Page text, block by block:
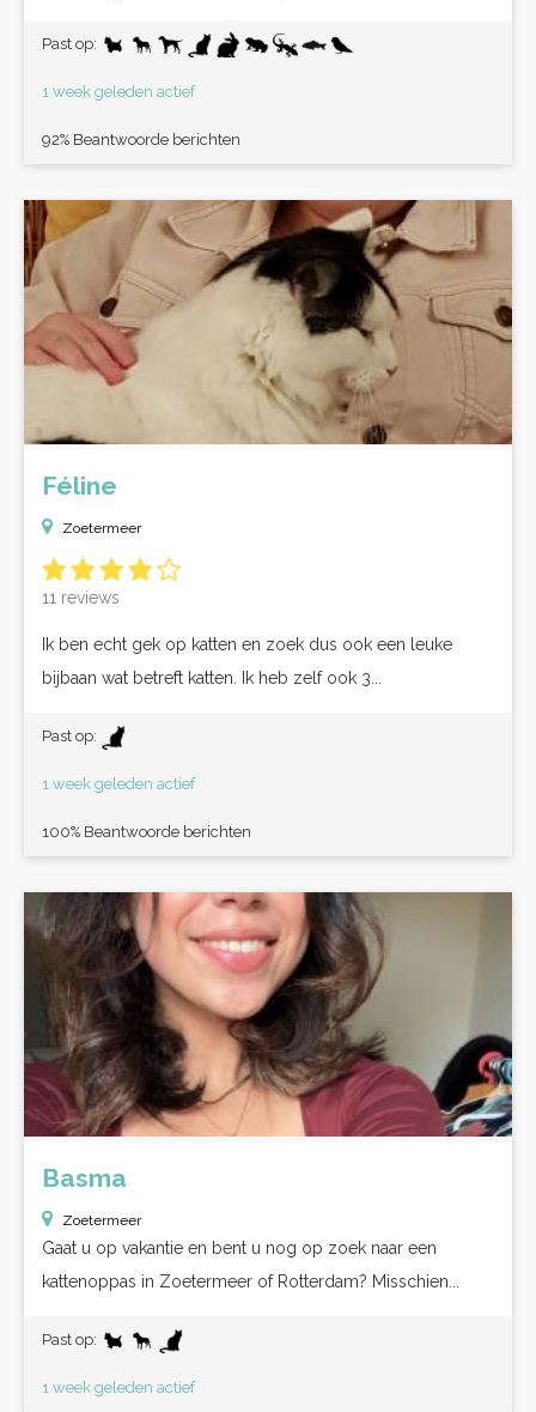
Past op:
1 week geleden actief
92% Beantwoorde berichten
Féline
Zoetermeer
11 reviews
Ik ben echt gek op katten en zoek dus ook een leuke
bijbaan wat betreft katten. Ik heb zelf ook 3...
Past op:
1 week geleden actief
100% Beantwoorde berichten
Basma
Zoetermeer
Gaat u op vakantie en bent u nog op zoek naar een
kattenoppas in Zoetermeer of Rotterdam? Misschien...
Past op:
1 week geleden actief